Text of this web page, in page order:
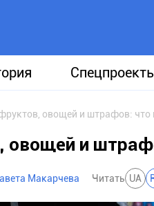
овощей и штрафов: что
овощей и
Макарчева Читать UA